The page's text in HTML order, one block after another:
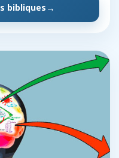
bibliques